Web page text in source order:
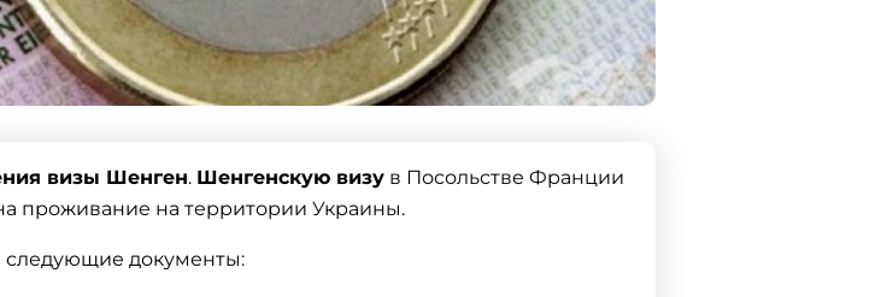
визы Шенген. Шенгенскую визув Посольстве Франции
проживание на территории Украины.
документы: